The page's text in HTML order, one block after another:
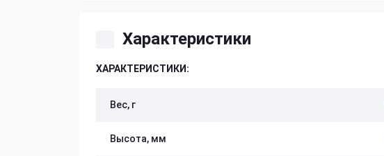
Характеристики
ХАРАКТЕРИСТИКИ:
Вес, г
Высота, мм